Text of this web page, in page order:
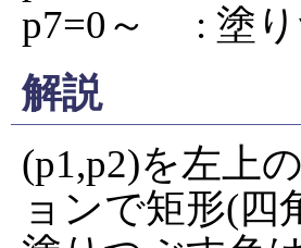
p7=0～     : 塗
解説
(p1,p2)を左上
ョンで矩形(四